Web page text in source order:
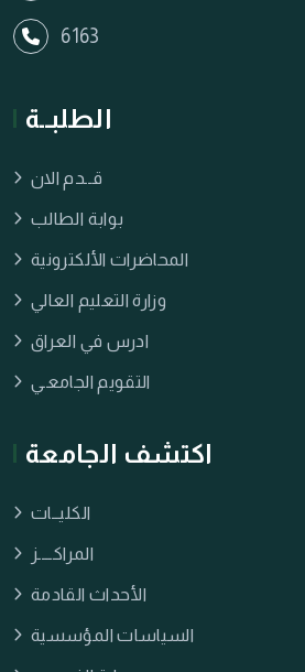
6163
الطلبــة
قــدم الان
بوابة الطالب
المحاضرات الألكترونية
وزارة التعليم العالي
ادرس في العراق
التقويم الجامعـي
اكتشف الجامعة
الكليــات
المراكــــز
الأحداث القادمة
السياسات المؤسسية